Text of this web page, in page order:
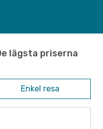
lägsta priserna
Enkel resa